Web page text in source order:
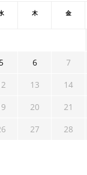
木 金
5 6 7
13 14
20 21
27 28